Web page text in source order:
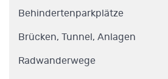
Behindertenparkplätze
Brücken, Tunnel, Anlagen
Radwanderwege